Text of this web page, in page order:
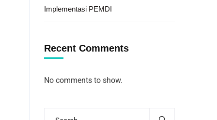
Implementasi PEMDI
Recent Comments
No comments to show.